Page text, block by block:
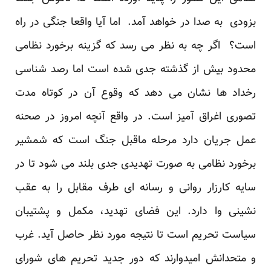
بزودی به صدا در خواهد آمد. اما آیا واقعا جنگی در راه
است؟ اگر چه به نظر می رسد که گزینه برخورد نظامی
محدود بیش از گذشته جدی شده است اما رصد شناسی
رخداد ها نشان می دهد که وقوع آن در کوتاه مدت
تصوری اغراق آمیز است. در واقع آنچه امروز در صحنه
عمل جریان دارد مرحله ماقبل جنگ است که شمشیر
برخورد نظامی به صورت تهدیدی جدی بلند می شود تا در
سایه کارزار روانی و رسانه ای طرف مقابل را به عقب
نشینی وا دارد. این فضای تهدید، مکمل و پشتیبان
سیاست تحریم است تا نتیجه مورد نظر حاصل آید. غرب
و متحدانش امیدوارند که دور جدید تحریم های شورای